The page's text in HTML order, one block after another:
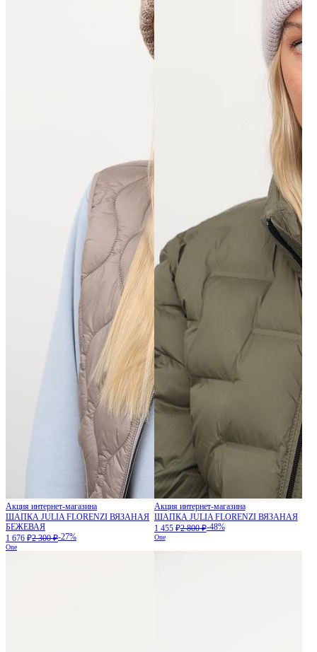
Акция интернет-магазина
ШАПКА JULIA FLORENZI ВЯЗАНАЯ
БЕЖЕВАЯ
1 676 ₽2 300 ₽-27%
One
Акция интернет-магазина
ШАПКА JULIA FLORENZI ВЯЗАНАЯ
1 455 ₽2 800 ₽-48%
One